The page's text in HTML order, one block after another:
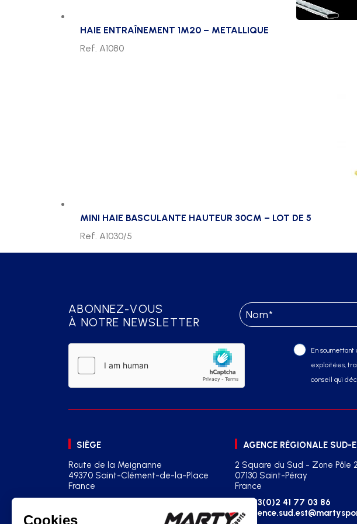
HAIE ENTRAÎNEMENT 1M20 – METALLIQUE
Ref. A1080
MINI HAIE BASCULANTE HAUTEUR 30CM – LOT DE 5
Ref. A1030/5
ABONNEZ-VOUS
À NOTRE NEWSLETTER
En
exploitées,
conseil qui
SIÈGE
Route de la Meignanne
49370 Saint-Clément-de-la-Place
France
contact@martysports.com
AGENCE RÉGIONALE SUD-
2 Square du Sud - Zone Pôle
07130 Saint-Péray
France
+33(0)2 41 77 03 86